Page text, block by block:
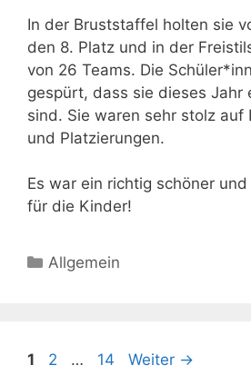
In der Bruststaffel holten sie
den 8. Platz und in der
von 26 Teams. Die
gespürt, dass sie dieses Jahr
sind. Sie waren sehr stolz auf
und Platzierungen.
Es war ein richtig schöner
für die Kinder!
Kategorien
Allgemein
Beitrags-
Seite
1 Seite
2 … Seite
14 Weiter →